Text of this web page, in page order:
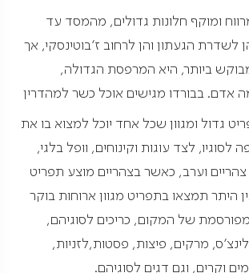
ומוקף חלונות גדולים, מהמסד עד
לשדרת הגעתון והן לרחוב ז'בוטינסקי, אך
ביותר, היא המרפסת הגדולה,
אדם. בבורדו מגישים אוכל כשר למהדרין
גדול ומגוון שכל אחד יוכל למצוא בו את
לצד עוגות וקינוחים, וופל בלגי,
צהריים וערב, כאשר בצהריים מוצע תפריט
היתר תמצאו בתפריט מגוון ארוחות בוקר
של המקום, כריכים לסוגיהם,
מרקים, פיצות, פסטות,לזניות,
וקרים, וגם דגים לסוגיהם.